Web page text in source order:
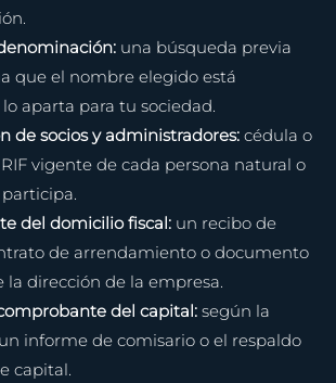
una búsqueda previa
que el nombre elegido está
aparta para tu sociedad.
de socios y administradores: cédula o
vigente de cada persona natural o
del domicilio fiscal: un recibo de
de arrendamiento o documento
la dirección de la empresa.
del capital: según la
informe de comisario o el respaldo
capital.